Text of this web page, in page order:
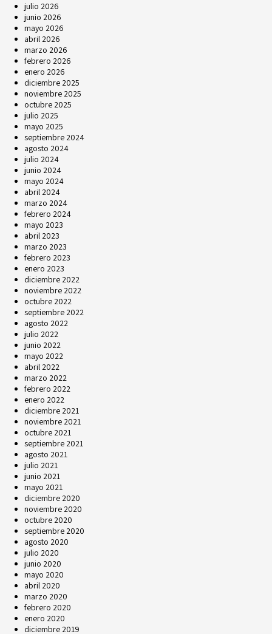
julio 2026
junio 2026
mayo 2026
abril 2026
marzo 2026
febrero 2026
enero 2026
diciembre 2025
noviembre 2025
octubre 2025
julio 2025
mayo 2025
septiembre 2024
agosto 2024
julio 2024
junio 2024
mayo 2024
abril 2024
marzo 2024
febrero 2024
mayo 2023
abril 2023
marzo 2023
febrero 2023
enero 2023
diciembre 2022
noviembre 2022
octubre 2022
septiembre 2022
agosto 2022
julio 2022
junio 2022
mayo 2022
abril 2022
marzo 2022
febrero 2022
enero 2022
diciembre 2021
noviembre 2021
octubre 2021
septiembre 2021
agosto 2021
julio 2021
junio 2021
mayo 2021
diciembre 2020
noviembre 2020
octubre 2020
septiembre 2020
agosto 2020
julio 2020
junio 2020
mayo 2020
abril 2020
marzo 2020
febrero 2020
enero 2020
diciembre 2019